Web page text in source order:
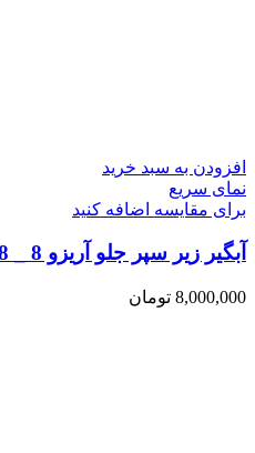
افزودن به سبد خرید
نمای سریع
برای مقایسه اضافه کنید
آبگیر زیر سپر جلو آریزو 8 _ ARRIZO 8
8,000,000 تومان